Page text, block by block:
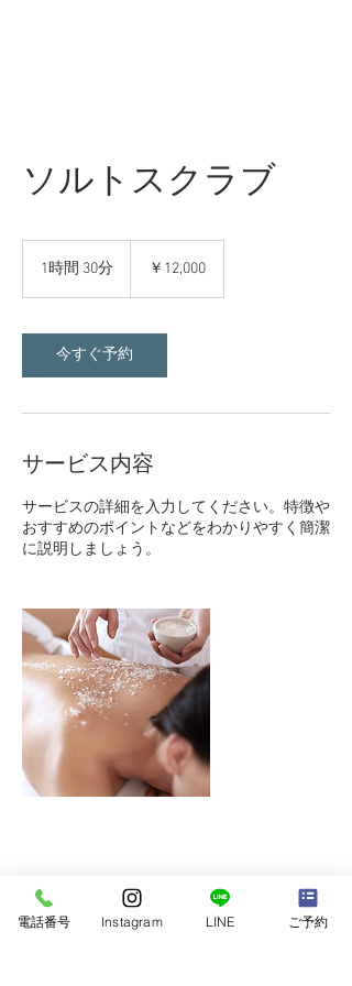
ソルトスクラブ
1時間 30分
0
分
￥12,000
今すぐ予約
サービス内容
サービスの詳細を入力してください。特徴や
おすすめのポイントなどをわかりやすく簡潔
に説明しましょう。
電話番号 Instagram LINE ご予約